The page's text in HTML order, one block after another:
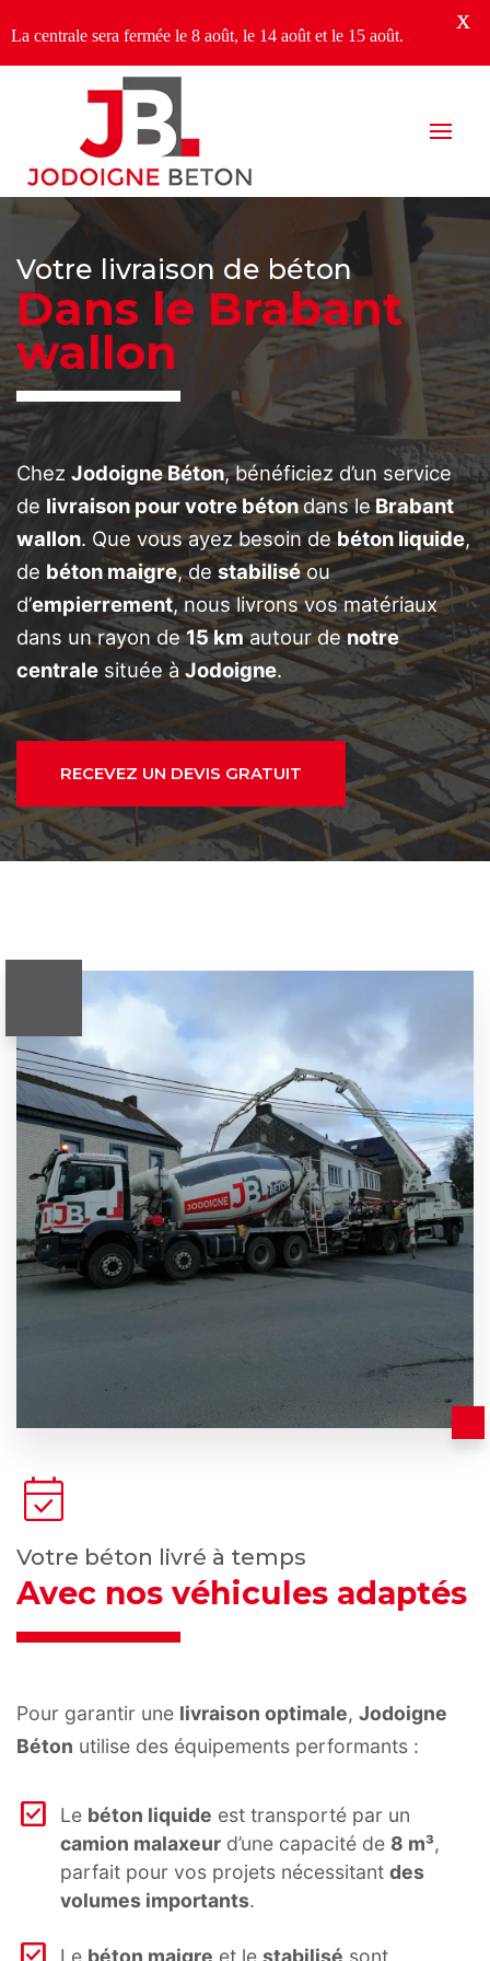
Dans le Brabant
wallon
Votre livraison de béton
Chez Jodoigne Béton, bénéficiez d’un service
de livraison pour votre bétondans leBrabant
wallon. Que vous ayez besoin debéton liquide,
de béton maigre, de stabiliséou
d’empierrement, nous livrons vos matériaux
dans un rayon de15 kmautour denotre
centrale située à Jodoigne.
RECEVEZ UN DEVIS GRATUIT
event_available
Votre béton livré à temps
avec nos véhicules adaptés
Pour garantir une livraison optimale, Jodoigne
Béton utilise des équipements performants :
Le béton liquide est transporté par un
camion malaxeur d’une capacité de 8 m³,
parfait pour vos projets nécessitant des
volumes importants.
Le béton maigre et le stabilisé sont
La centrale sera fermée le 8 août, le 14 août et le 15 août.
X